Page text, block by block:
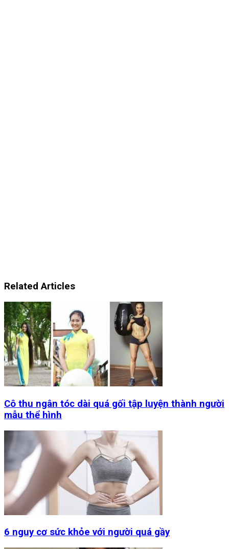
Related Articles
Cô thu ngân tóc dài quá gối tập luyện thành người
mẫu thể hình
6 nguy cơ sức khỏe với người quá gầy